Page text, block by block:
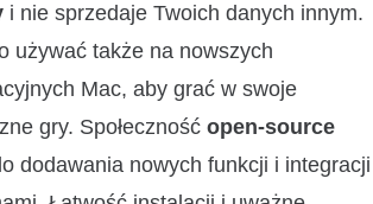
i nie sprzedaje Twoich danych innym.
używać także na nowszych
Mac, aby grać w swoje
gry. Społeczność open-source
dodawania nowych funkcji i integracji